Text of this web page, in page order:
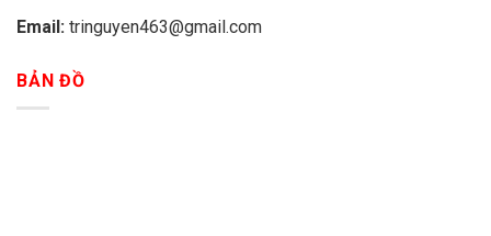
Email: tringuyen463@gmail.com
BẢN ĐỒ